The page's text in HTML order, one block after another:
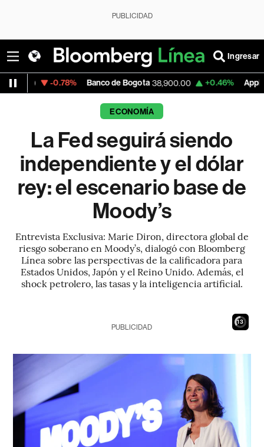
PUBLICIDAD
Ingresar
Banco de Bogota 38,900.00 +0.46% Apple 312.36 -
ECONOMÍA
La Fed seguirá siendo
independiente y el dólar
rey: el escenario base de
Moody’s
Entrevista Exclusiva: Marie Diron, directora global de
riesgo soberano en Moody’s, dialogó con Bloomberg
Línea sobre las perspectivas de la calificadora para
Estados Unidos, Japón y el Reino Unido. Además, el
shock petrolero, las tasas y la inteligencia artificial.
12
PUBLICIDAD